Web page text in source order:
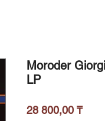
Moroder
LP
28 800,00 ₸